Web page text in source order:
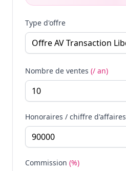
Type d'offre
Nombre de ventes (/ an)
Honoraires / chiffre d'affaires
Commission (%)